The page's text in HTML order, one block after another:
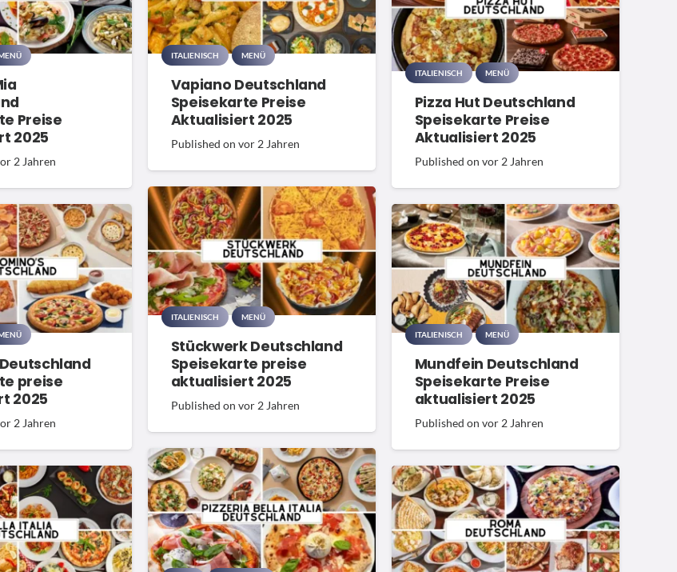
Preise
2025
2 Jahren
ITALIENISCH MENÜ
Vapiano Deutschland
Speisekarte Preise
Aktualisiert 2025
Published on vor 2 Jahren
ITALIENISCH MENÜ
Pizza Hut Deutschland
Speisekarte Preise
Aktualisiert 2025
Published on vor 2 Jahren
ITALIENISCH MENÜ
Stückwerk Deutschland
Speisekarte preise
aktualisiert 2025
Published on vor 2 Jahren
preise
2025
2 Jahren
ITALIENISCH MENÜ
Mundfein Deutschland
Speisekarte Preise
aktualisiert 2025
Published on vor 2 Jahren